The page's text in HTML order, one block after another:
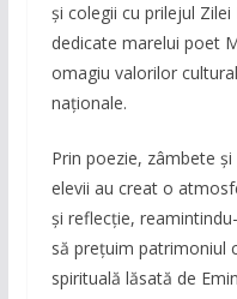
și colegii cu prilejul
dedicate marelui poet
omagiu valorilor
naționale.
Prin poezie, zâmbete
elevii au creat o
și reflecție,
să prețuim patrimoniul
spirituală lăsată de